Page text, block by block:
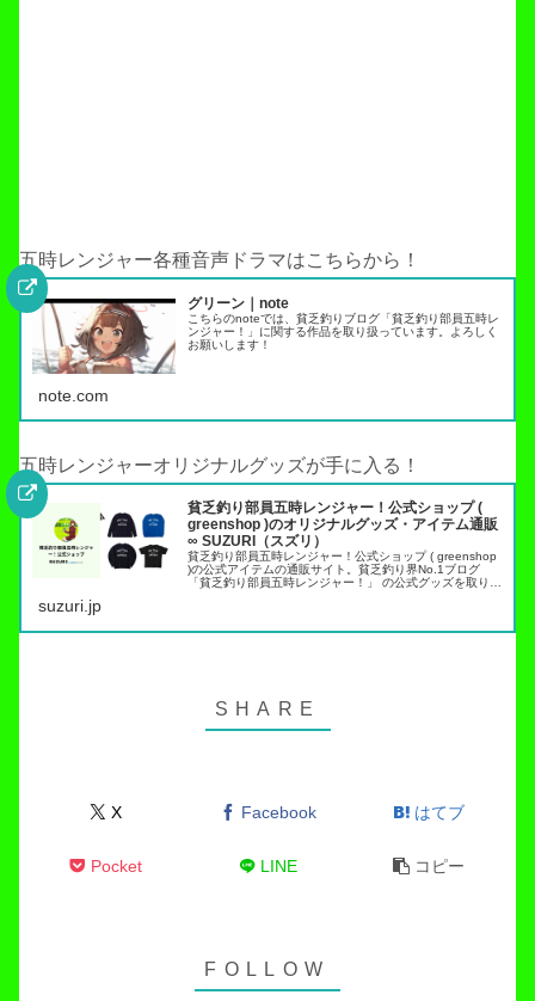
五時レンジャー各種音声ドラマはこちらから！
グリーン｜note
こちらのnoteでは、貧乏釣りブログ「貧乏釣り部員五時レ
ンジャー！」に関する作品を取り扱っています。よろしく
お願いします！
note.com
五時レンジャーオリジナルグッズが手に入る！
貧乏釣り部員五時レンジャー！公式ショップ (
greenshop )のオリジナルグッズ・アイテム通販
∞ SUZURI（スズリ）
貧乏釣り部員五時レンジャー！公式ショップ ( greenshop
)の公式アイテムの通販サイト。貧乏釣り界No.1ブログ
「貧乏釣り部員五時レンジャー！」 の公式グッズを取り扱
suzuri.jp
X Facebook はてブ
Pocket LINE コピー